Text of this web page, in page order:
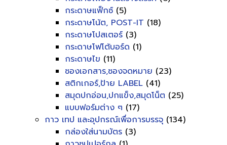
กระดาษแฟ็กซ์ (5)
กระดาษโน้ต, POST-IT (18)
กระดาษโปสเตอร์ (3)
กระดาษโฟโต้บอร์ด (1)
กระดาษไข (11)
ซองเอกสาร,ซองจดหมาย (23)
สติกเกอร์,ป้าย LABEL (41)
สมุดปกอ่อน,ปกแข็ง,สมุดโน็ต (25)
แบบฟอร์มต่าง ๆ (17)
กาว เทป และอุปกรณ์เพื่อการบรรจุ (134)
กล่องใส่นามบัตร (3)